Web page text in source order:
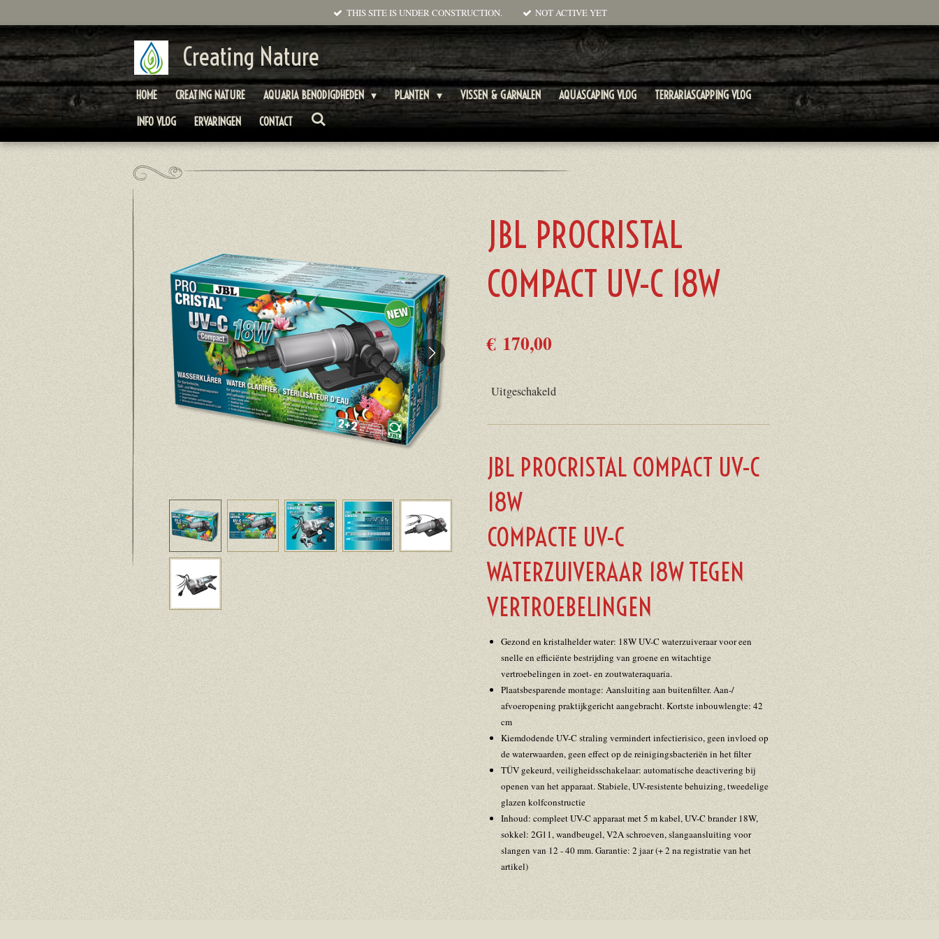
naar
de
hoofdinhoud
THIS SITE IS UNDER CONSTRUCTION. NOT ACTIVE YET
Creating Nature
HOME CREATING NATURE AQUARIA BENODIGDHEDEN PLANTEN VISSEN & GARNALEN AQUASCAPING VLOG
TERRARIASCAPPING VLOG
INFO VLOG
ERVARINGEN CONTACT
JBL PROCRISTAL
COMPACT UV-C 18W
€ 170,00
Uitgeschakeld
JBL PROCRISTAL COMPACT UV-C
18W
COMPACTE UV-C
WATERZUIVERAAR 18W TEGEN
VERTROEBELINGEN
Gezond en kristalhelder water: 18W UV-C waterzuiveraar voor een
snelle en efficiënte bestrijding van groene en witachtige
vertroebelingen in zoet- en zoutwateraquaria.
Plaatsbesparende montage: Aansluiting aan buitenfilter. Aan-/
afvoeropening praktijkgericht aangebracht. Kortste inbouwlengte: 42
cm
Kiemdodende UV-C straling vermindert infectierisico, geen invloed op
de waterwaarden, geen effect op de reinigingsbacteriën in het filter
TÜV gekeurd, veiligheidsschakelaar: automatische deactivering bij
openen van het apparaat. Stabiele, UV-resistente behuizing, tweedelige
glazen kolfconstructie
Inhoud: compleet UV-C apparaat met 5 m kabel, UV-C brander 18W,
sokkel: 2G11, wandbeugel, V2A schroeven, slangaansluiting voor
slangen van 12 - 40 mm. Garantie: 2 jaar (+ 2 na registratie van het
artikel)